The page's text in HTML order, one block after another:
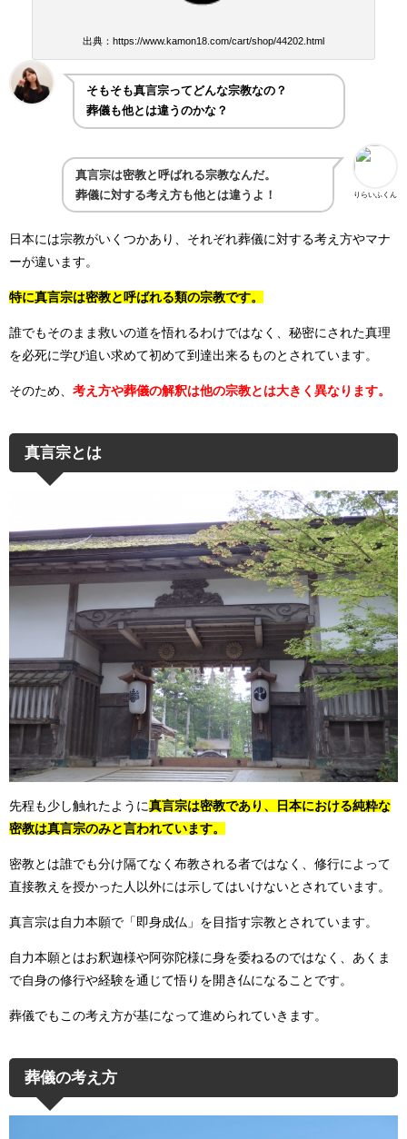
出典：https://www.kamon18.com/cart/shop/44202.html
そもそも真言宗ってどんな宗教なの？
葬儀も他とは違うのかな？
りらいふくん
真言宗は密教と呼ばれる宗教なんだ。
葬儀に対する考え方も他とは違うよ！
日本には宗教がいくつかあり、それぞれ葬儀に対する考え方やマナ
ーが違います。
特に真言宗は密教と呼ばれる類の宗教です。
誰でもそのまま救いの道を悟れるわけではなく、秘密にされた真理
を必死に学び追い求めて初めて到達出来るものとされています。
そのため、 考え方や葬儀の解釈は他の宗教とは大きく異なります。
真言宗とは
先程も少し触れたように真言宗は密教であり、日本における純粋な
密教は真言宗のみと言われています。
密教とは誰でも分け隔てなく布教される者ではなく、修行によって
直接教えを授かった人以外には示してはいけないとされています。
真言宗は自力本願で「即身成仏」を目指す宗教とされています。
自力本願とはお釈迦様や阿弥陀様に身を委ねるのではなく、あくま
で自身の修行や経験を通じて悟りを開き仏になることです。
葬儀でもこの考え方が基になって進められていきます。
葬儀の考え方